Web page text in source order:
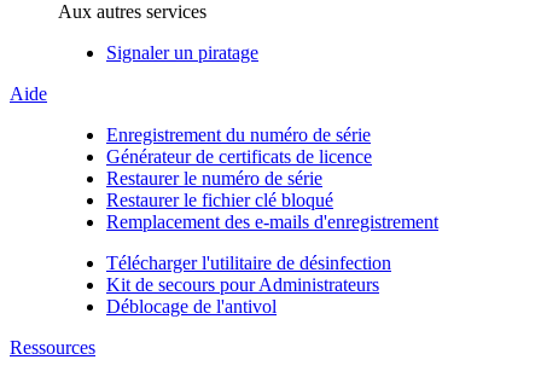
Aux autres services
Signaler un piratage
Aide
Enregistrement du numéro de série
Générateur de certificats de licence
Restaurer le numéro de série
Restaurer le fichier clé bloqué
Remplacement des e-mails d'enregistrement
Télécharger l'utilitaire de désinfection
Kit de secours pour Administrateurs
Déblocage de l'antivol
Ressources